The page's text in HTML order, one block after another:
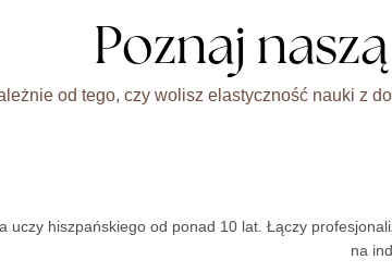
Poznaj
od tego, czy wolisz elastyczność nauki z
uczy hiszpańskiego od ponad 10 lat. Łączy
na